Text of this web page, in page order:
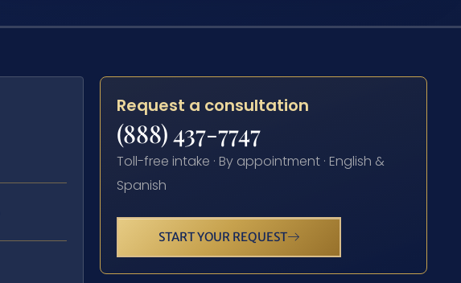
Request a consultation
(888) 437-7747
Toll-free intake · By appointment · English &
Spanish
START YOUR REQUEST